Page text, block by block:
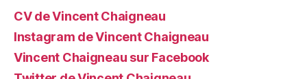
CV de Vincent Chaigneau
Instagram de Vincent Chaigneau
Vincent Chaigneau sur Facebook